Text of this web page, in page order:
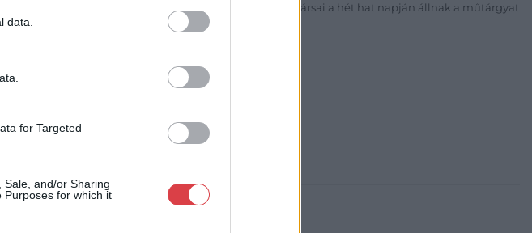
data.
for Targeted
Sale, and/or Sharing
Purposes for which it
üzlethálózatával rendelkező BÁV ZRt. felkészült munkatársai a hét hat napján állnak a műtárgyat
kívánók rendelkezésére.